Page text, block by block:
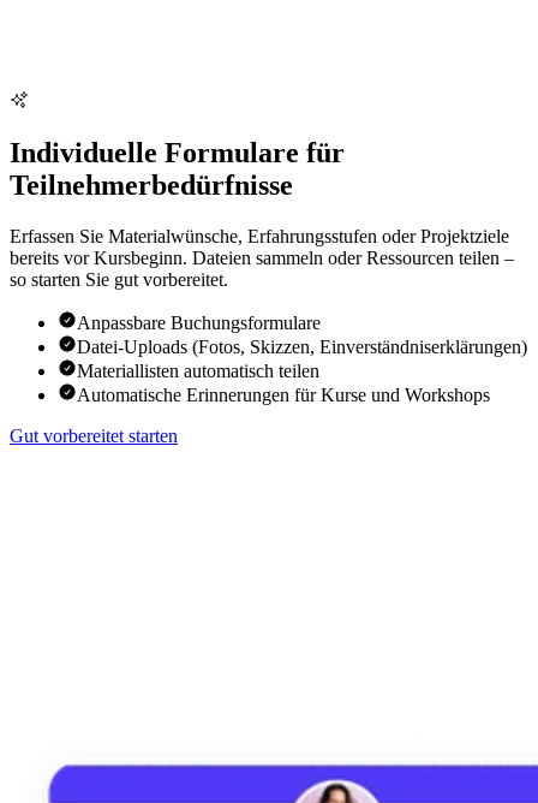
Individuelle Formulare für
Teilnehmerbedürfnisse
Erfassen Sie Materialwünsche, Erfahrungsstufen oder Projektziele
bereits vor Kursbeginn. Dateien sammeln oder Ressourcen teilen –
so starten Sie gut vorbereitet.
Anpassbare Buchungsformulare
Datei-Uploads (Fotos, Skizzen, Einverständniserklärungen)
Materiallisten automatisch teilen
Automatische Erinnerungen für Kurse und Workshops
Gut vorbereitet starten